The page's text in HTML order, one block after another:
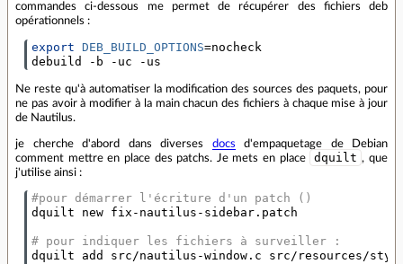
commandes ci-dessous me permet de récupérer des fichiers deb
opérationnels :
export DEB_BUILD_OPTIONS=nocheck
debuild -b -uc -us
Ne reste qu'à automatiser la modification des sources des paquets, pour
ne pas avoir à modifier à la main chacun des fichiers à chaque mise à jour
de Nautilus.
je cherche d'abord dans diverses docs d'empaquetage de Debian
comment mettre en place des patchs. Je mets en place
dquilt , que
j'utilise ainsi :
#pour démarrer l'écriture d'un patch ()
dquilt new fix-nautilus-sidebar.patch
# pour indiquer les fichiers à surveiller :
dquilt add src/nautilus-window.c src/resources/